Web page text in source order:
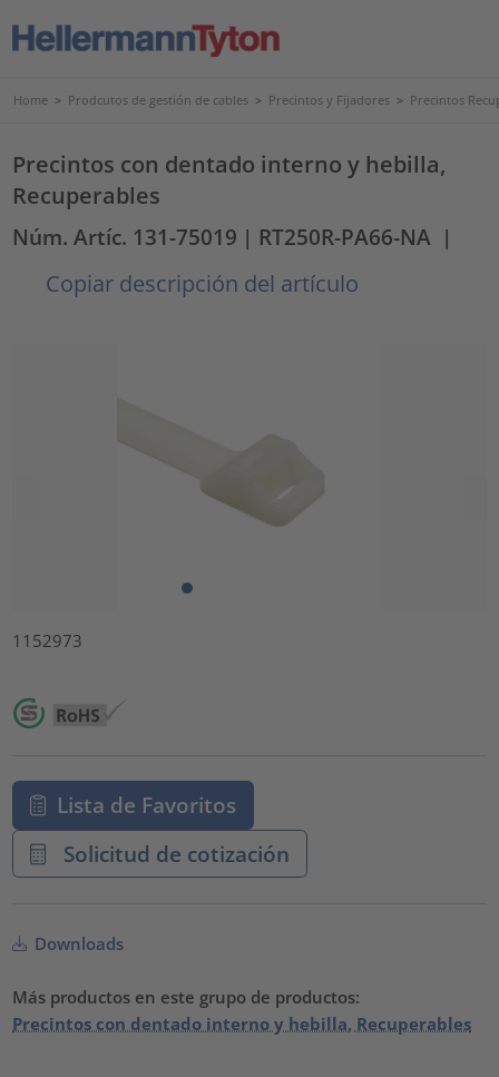
Home > Prodcutos de gestión de cables > Precintos y Fijadores > Precintos
Precintos con dentado interno y hebilla,
Recuperables
Núm. Artíc. 131-75019 | RT250R-PA66-NA |
Copiar descripción del artículo
1152973
Lista de Favoritos
Solicitud de cotización
Downloads
Más productos en este grupo de productos:
Precintos con dentado interno y hebilla, Recuperables